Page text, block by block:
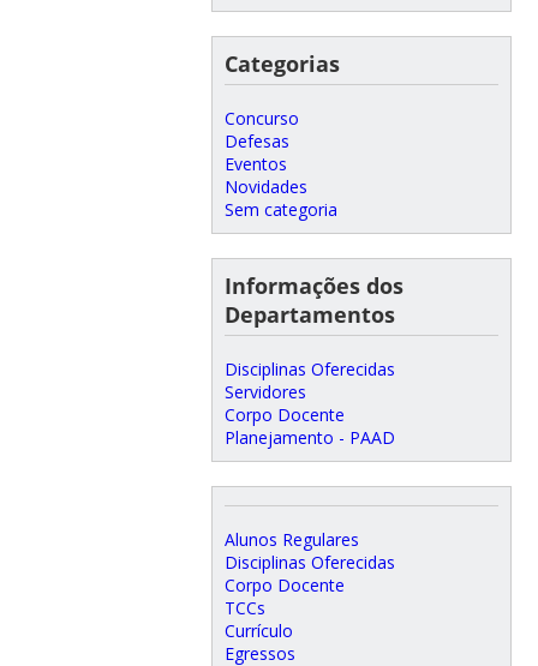
Categorias
Concurso
Defesas
Eventos
Novidades
Sem categoria
Informações dos
Departamentos
Disciplinas Oferecidas
Servidores
Corpo Docente
Planejamento - PAAD
Alunos Regulares
Disciplinas Oferecidas
Corpo Docente
TCCs
Currículo
Egressos